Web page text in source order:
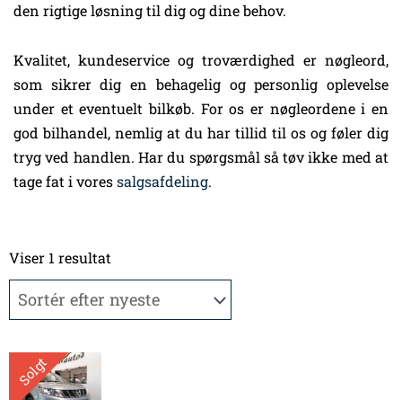
den rigtige løsning til dig og dine behov.
Kvalitet, kundeservice og troværdighed er nøgleord,
som sikrer dig en behagelig og personlig oplevelse
under et eventuelt bilkøb. For os er nøgleordene i en
god bilhandel, nemlig at du har tillid til os og føler dig
tryg ved handlen. Har du spørgsmål så tøv ikke med at
tage fat i voressalgsafdeling.
Viser 1 resultat
Solgt